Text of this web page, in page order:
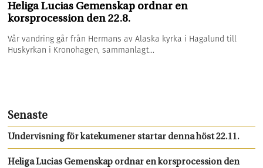
Heliga Lucias Gemenskap ordnar en
korsprocession den 22.8.
Vår vandring går från Hermans av Alaska kyrka i Hagalund till
Huskyrkan i Kronohagen, sammanlagt...
Senaste
Undervisning för katekumener startar denna höst 22.11.
Heliga Lucias Gemenskap ordnar en korsprocession den